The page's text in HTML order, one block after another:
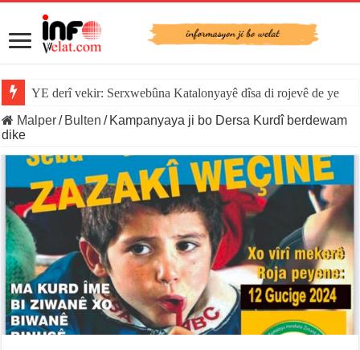
YE derî vekir: Serxwebûna Katalonyayê dîsa di rojevê de ye
Malper/ Bulten / Kampanyaya ji bo Dersa Kurdî berdewam
dike